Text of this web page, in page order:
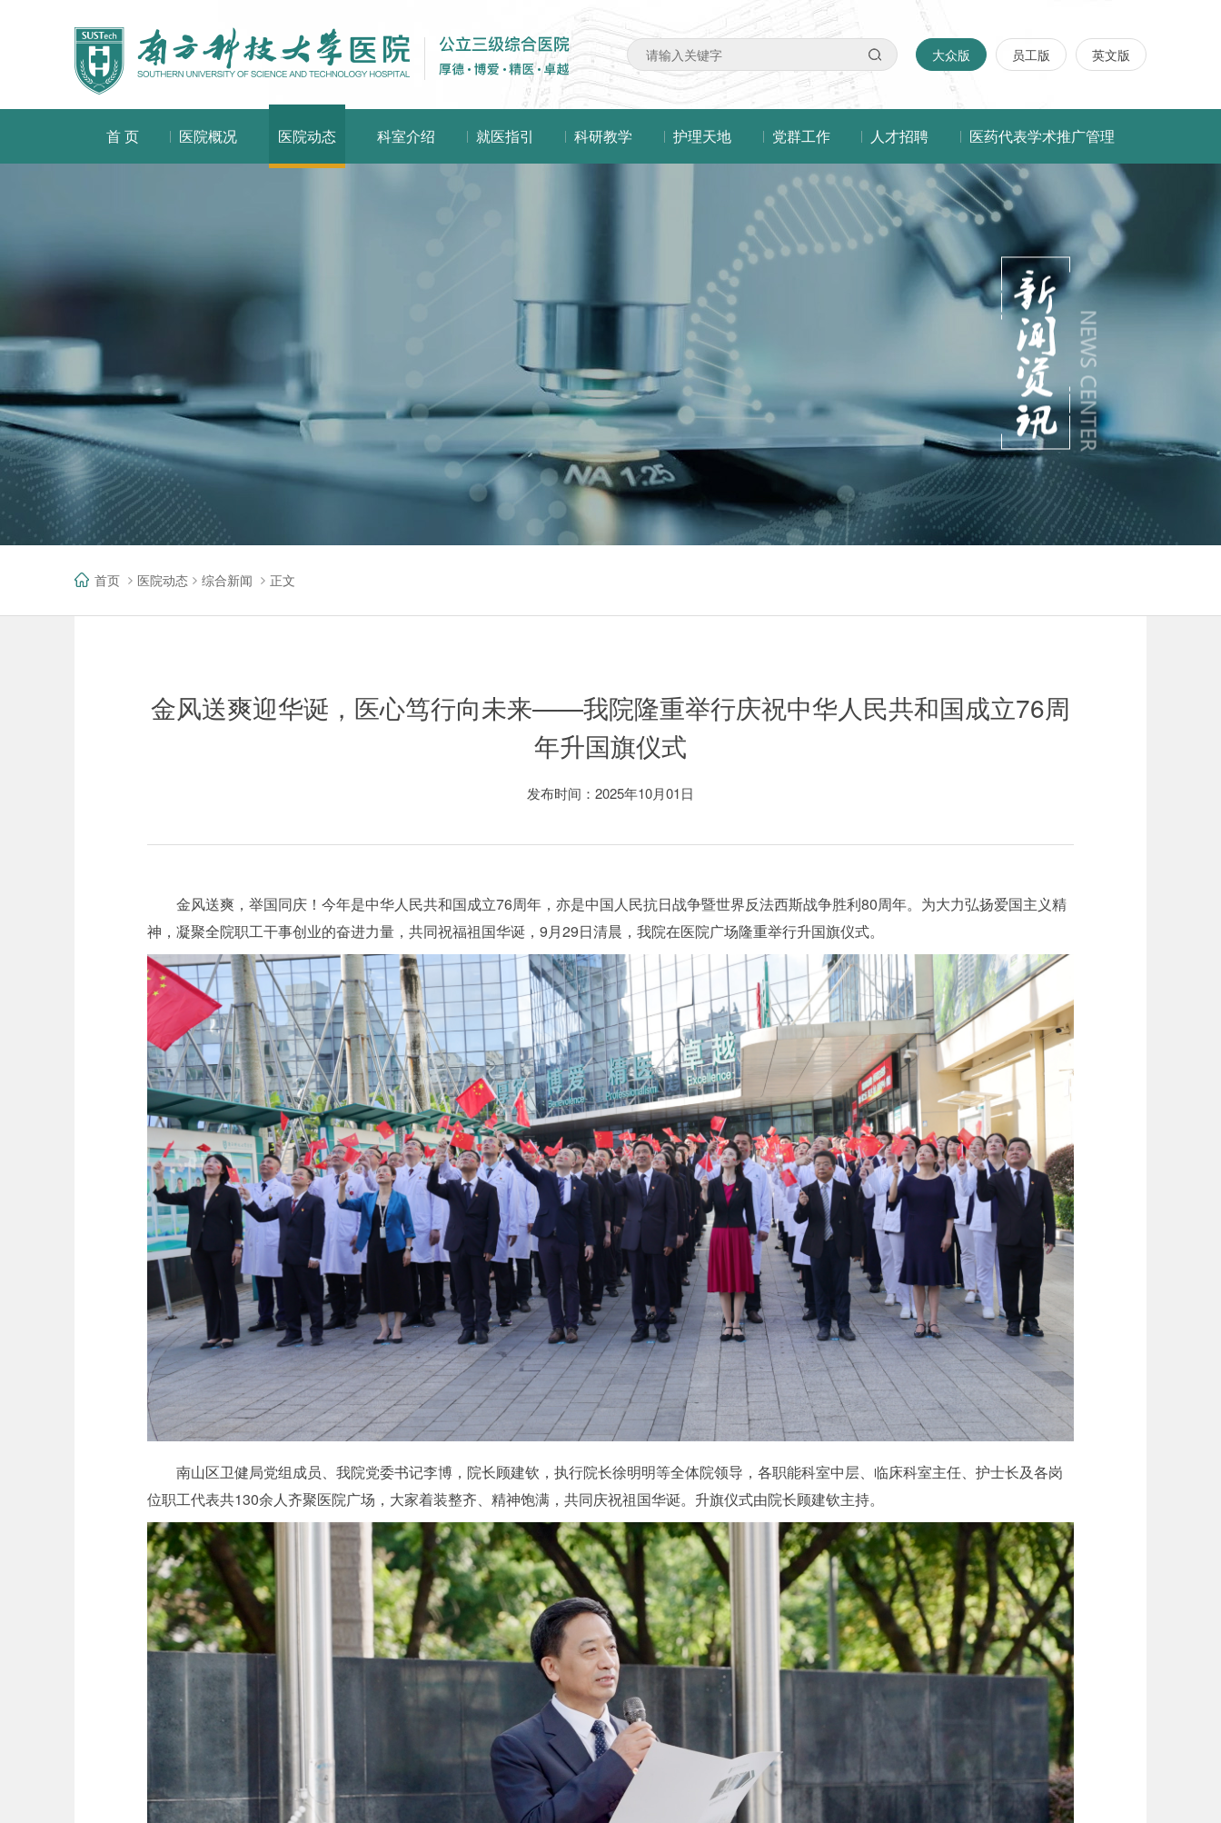
大众版 员工版 英文版
首 页 医院概况 医院动态 科室介绍 就医指引 科研教学 护理天地 党群工作 人才招聘 医药代表学术推广管理
首页 医院动态 综合新闻 正文
金风送爽迎华诞，医心笃行向未来——我院隆重举行庆祝中华人民共和国成立76周
年升国旗仪式
发布时间：2025年10月01日
金风送爽，举国同庆！今年是中华人民共和国成立76周年，亦是中国人民抗日战争暨世界反法西斯战争胜利80周年。为大力弘扬爱国主义精
神，凝聚全院职工干事创业的奋进力量，共同祝福祖国华诞，9月29日清晨，我院在医院广场隆重举行升国旗仪式。
南山区卫健局党组成员、我院党委书记李博，院长顾建钦，执行院长徐明明等全体院领导，各职能科室中层、临床科室主任、护士长及各岗
位职工代表共130余人齐聚医院广场，大家着装整齐、精神饱满，共同庆祝祖国华诞。升旗仪式由院长顾建钦主持。